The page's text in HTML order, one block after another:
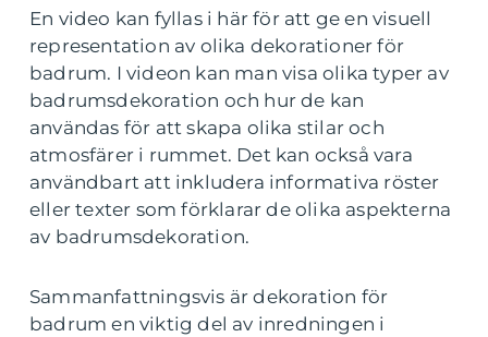
En video kan fyllas i här för att ge en visuell
representation av olika dekorationer för
badrum. I videon kan man visa olika typer av
badrumsdekoration och hur de kan
användas för att skapa olika stilar och
atmosfärer i rummet. Det kan också vara
användbart att inkludera informativa röster
eller texter som förklarar de olika aspekterna
av badrumsdekoration.
Sammanfattningsvis är dekoration för
badrum en viktig del av inredningen i